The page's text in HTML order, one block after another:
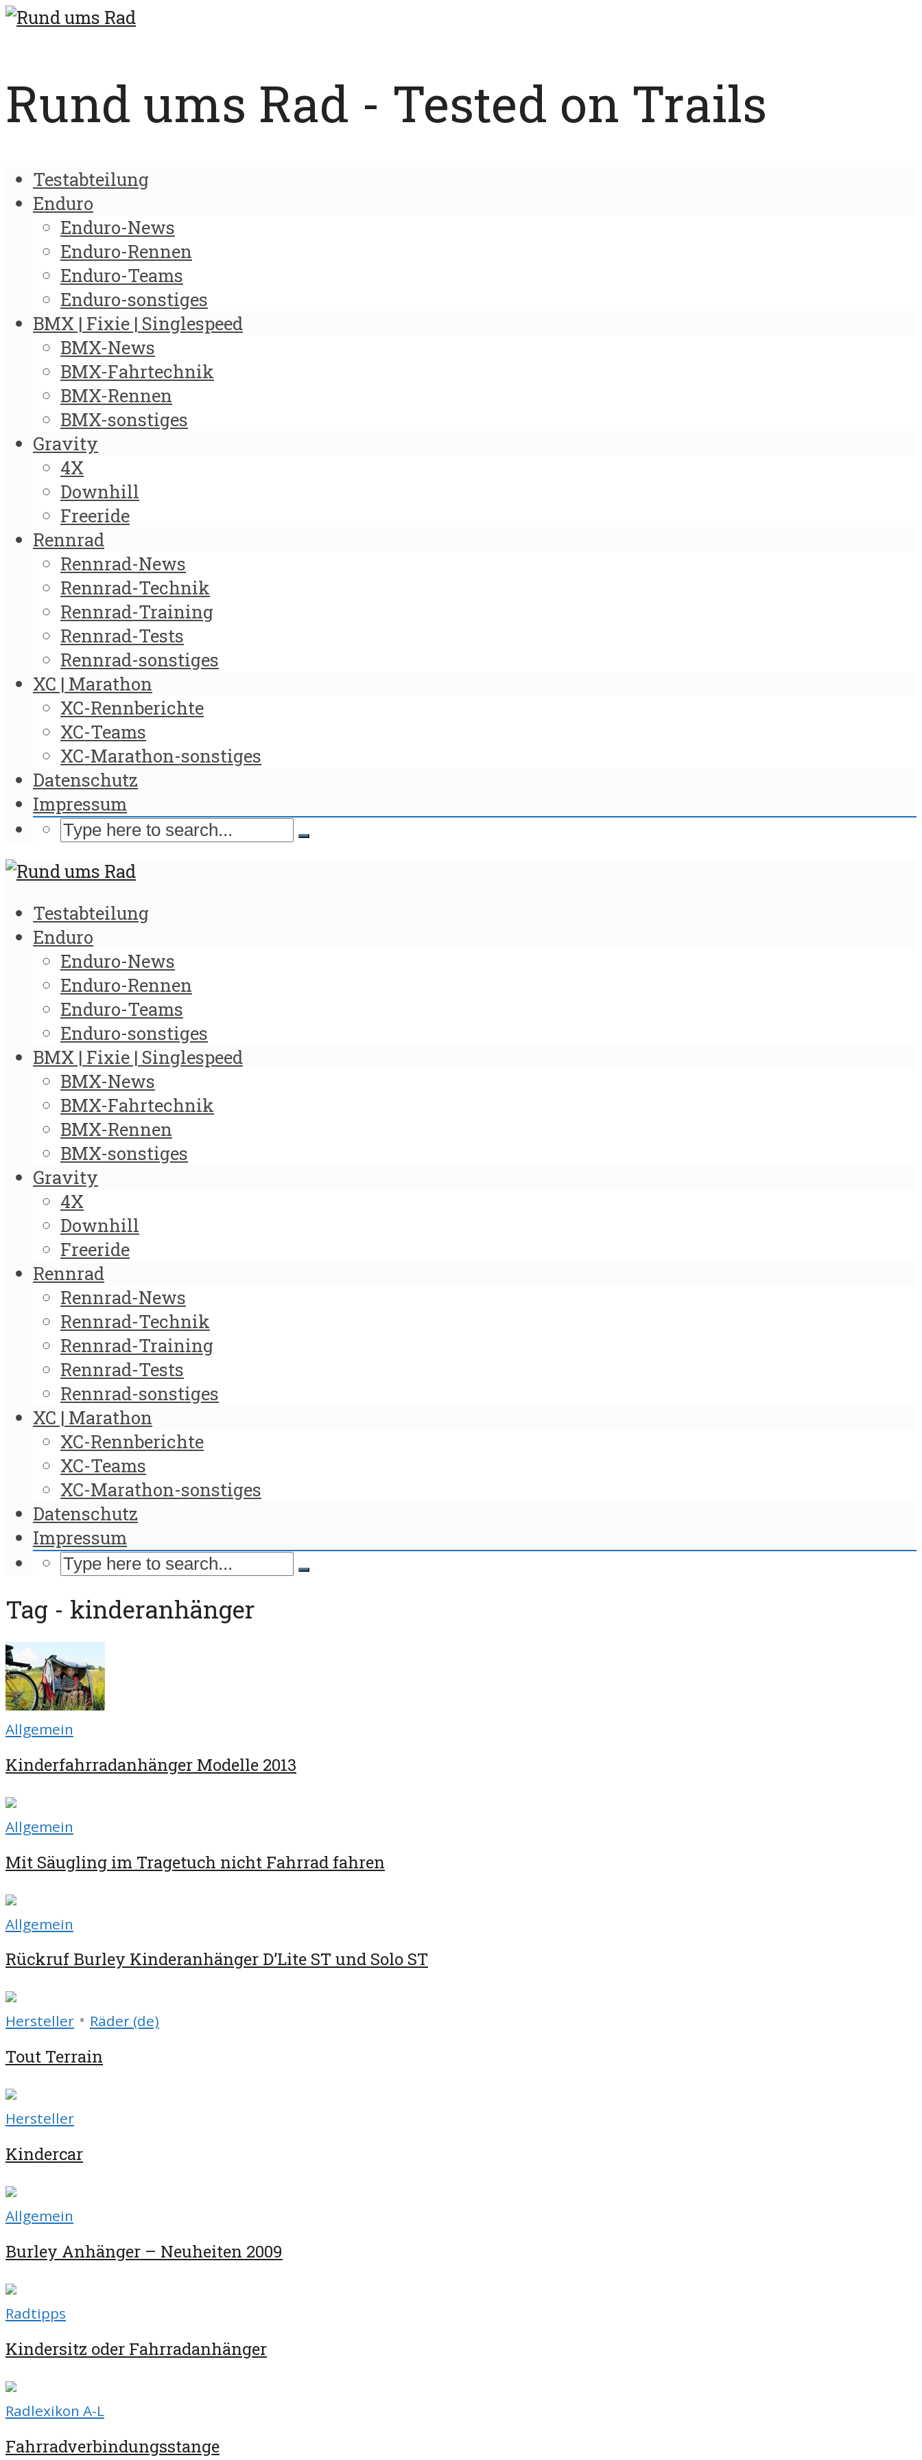
Rund ums Rad - Tested on Trails
Testabteilung
Enduro
Enduro-News
Enduro-Rennen
Enduro-Teams
Enduro-sonstiges
BMX | Fixie | Singlespeed
BMX-News
BMX-Fahrtechnik
BMX-Rennen
BMX-sonstiges
Gravity
4X
Downhill
Freeride
Rennrad
Rennrad-News
Rennrad-Technik
Rennrad-Training
Rennrad-Tests
Rennrad-sonstiges
XC | Marathon
XC-Rennberichte
XC-Teams
XC-Marathon-sonstiges
Datenschutz
Impressum
Testabteilung
Enduro
Enduro-News
Enduro-Rennen
Enduro-Teams
Enduro-sonstiges
BMX | Fixie | Singlespeed
BMX-News
BMX-Fahrtechnik
BMX-Rennen
BMX-sonstiges
Gravity
4X
Downhill
Freeride
Rennrad
Rennrad-News
Rennrad-Technik
Rennrad-Training
Rennrad-Tests
Rennrad-sonstiges
XC | Marathon
XC-Rennberichte
XC-Teams
XC-Marathon-sonstiges
Datenschutz
Impressum
Tag - kinderanhänger
Allgemein
Kinderfahrradanhänger Modelle 2013
Allgemein
Mit Säugling im Tragetuch nicht Fahrrad fahren
Allgemein
Rückruf Burley Kinderanhänger D’Lite ST und Solo ST
Hersteller • Räder (de)
Tout Terrain
Hersteller
Kindercar
Allgemein
Burley Anhänger – Neuheiten 2009
Radtipps
Kindersitz oder Fahrradanhänger
Radlexikon A-L
Fahrradverbindungsstange